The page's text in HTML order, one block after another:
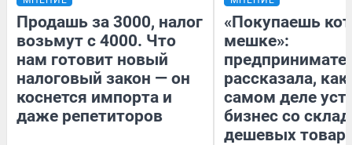
Продашь за 3000, налог
возьмут с 4000. Что
нам готовит новый
налоговый закон — он
коснется импорта и
даже репетиторов
«Покупаешь
мешке»:
рассказала, как
самом деле
бизнес со
дешевых